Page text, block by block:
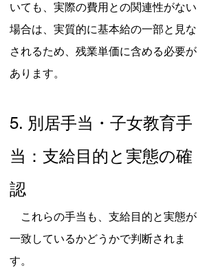
いても、実際の費用との関連性がない
場合は、実質的に基本給の一部と見な
されるため、残業単価に含める必要が
あります。
5. 別居手当・子女教育手
当：支給目的と実態の確
認
これらの手当も、支給目的と実態が
一致しているかどうかで判断されま
す。